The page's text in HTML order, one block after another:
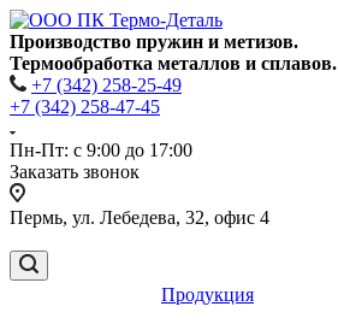
Производство пружин и метизов.
Термообработка металлов и сплавов.
+7 (342) 258-25-49
+7 (342) 258-47-45
Пн-Пт: с 9:00 до 17:00
Заказать звонок
Пермь, ул. Лебедева, 32, офис 4
Продукция